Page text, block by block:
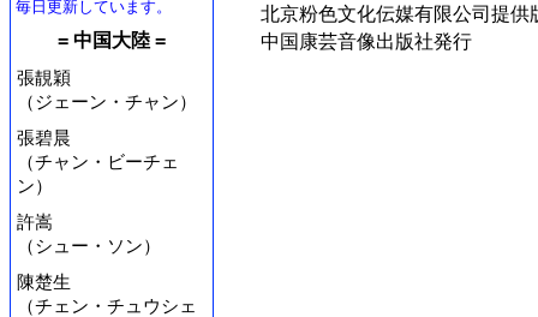
毎日更新しています。
= 中国大陸 =
張靚穎
（ジェーン・チャン）
張碧晨
（チャン・ビーチェ
ン）
許嵩
（シュー・ソン）
陳楚生
（チェン・チュウシェ
北京粉色文化伝媒有限公司提供
中国康芸音像出版社発行